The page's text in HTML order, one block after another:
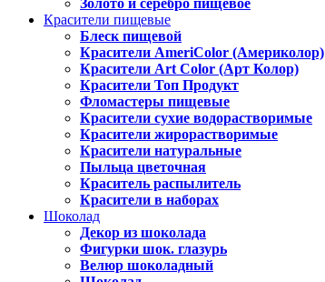
Золото и серебро пищевое
Красители пищевые
Блеск пищевой
Красители AmeriColor (Америколор)
Красители Art Color (Арт Колор)
Красители Топ Продукт
Фломастеры пищевые
Красители сухие водорастворимые
Красители жирорастворимые
Красители натуральные
Пыльца цветочная
Краситель распылитель
Красители в наборах
Шоколад
Декор из шоколада
Фигурки шок. глазурь
Велюр шоколадный